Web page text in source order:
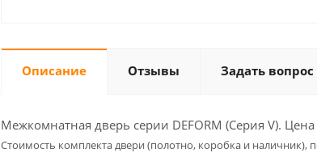
Описание Отзывы Задать вопрос
Межкомнатная дверь серии DEFORM (Серия V). Цена
Cтоимость комплекта двери (полотно, коробка и наличник),